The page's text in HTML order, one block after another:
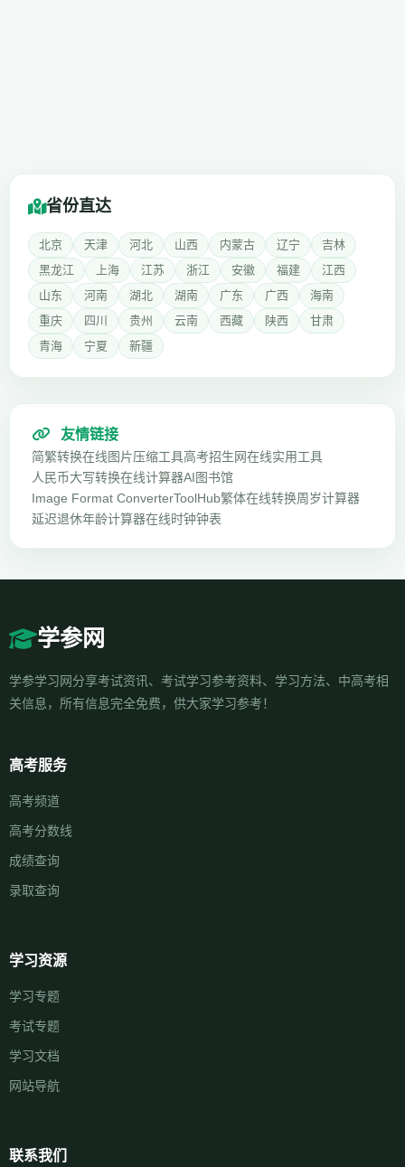
省份直达
北京 天津 河北 山西 内蒙古 辽宁
吉林
黑龙江
上海 江苏 浙江 安徽 福建
江西
山东
河南 湖北 湖南 广东 广西
海南
重庆
四川 贵州 云南 西藏 陕西
甘肃
青海
宁夏 新疆
友情链接
简繁转换在线图片压缩工具高考招生网在线实用工具
人民币大写转换在线计算器AI图书馆
Image Format ConverterToolHub繁体在线转换周岁计算器
延迟退休年龄计算器在线时钟钟表
学参网
学参学习网分享考试资讯、考试学习参考资料、学习方法、中高考相
关信息，所有信息完全免费，供大家学习参考！
高考服务
高考频道
高考分数线
成绩查询
录取查询
学习资源
学习专题
考试专题
学习文档
网站导航
联系我们